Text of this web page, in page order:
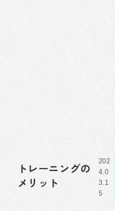
トレーニングの
メリット
202
4.0
3.1
5